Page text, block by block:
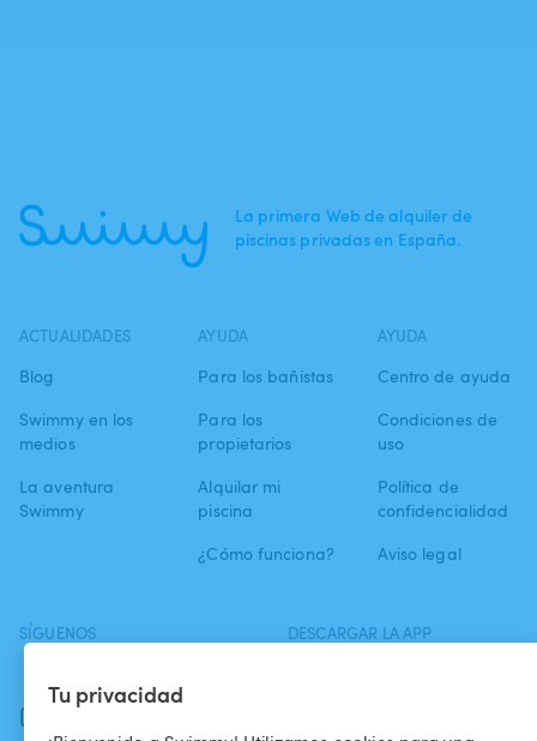
Tu privacidad
La primera Web de alquiler de
piscinas privadas en España.
ACTUALIDADES
Blog
Swimmy en los
medios
La aventura
Swimmy
AYUDA
Para los bañistas
Para los
propietarios
Alquilar mi
piscina
¿Cómo funciona?
AYUDA
Centro de ayuda
Condiciones de
uso
Política de
confidencialidad
Aviso legal
SÍGUENOS DESCARGAR LA APP